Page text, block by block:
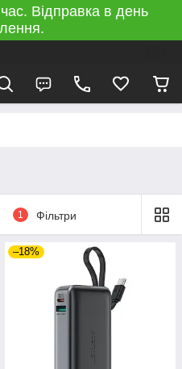
Відправка в день
1 Фільтри
–18%